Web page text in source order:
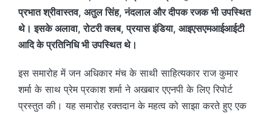
प्रभात श्रीवास्तव, अतुल सिंह, नंदलाल और दीपक रजक भी उपस्थित
थे। इसके अलावा, रोटरी क्लब, प्रयास इंडिया, आइएसएमआईआईटी
आदि के प्रतिनिधि भी उपस्थित थे।
इस समारोह में जन अधिकार मंच के साथी साहित्यकार राज कुमार
शर्मा के साथ प्रेम प्रकाश शर्मा ने अखबार एएनपी के लिए रिपोर्ट
प्रस्तुत की। यह समारोह रक्तदान के महत्व को साझा करते हुए एक